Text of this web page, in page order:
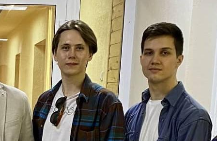
выбрать «умные» очки и как ими
пользоваться, чтобы не
нарушать закон
5 августа 2026
Директор ИИГСО НГПУ:
региональный компонент курса
«Россия – мои горизонты»
поможет школьникам с
выбором актуальной профессии
5 августа 2026